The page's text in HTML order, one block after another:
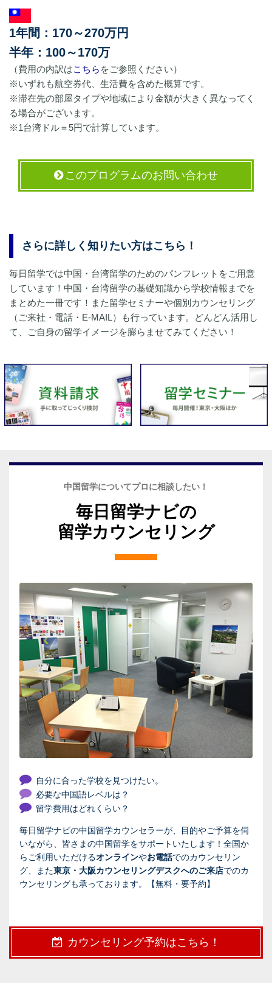
1年間：170～270万円
半年：100～170万
（費用の内訳はこちら をご参照ください）
※いずれも航空券代、生活費を含めた概算です。
※滞在先の部屋タイプや地域により金額が大きく異なってく
る場合がございます。
※1台湾ドル＝5円で計算しています。
このプログラムのお問い合わせ
さらに詳しく知りたい方はこちら！
毎日留学では中国・台湾留学のためのパンフレットをご用意
しています！中国・台湾留学の基礎知識から学校情報までを
まとめた一冊です！また留学セミナーや個別カウンセリング
（ご来社・電話・E-MAIL）も行っています。どんどん活用し
て、ご自身の留学イメージを膨らませてみてください！
中国留学についてプロに相談したい！
毎日留学ナビの
留学カウンセリング
自分に合った学校を見つけたい。
必要な中国語レベルは？
留学費用はどれくらい？
毎日留学ナビの中国留学カウンセラーが、目的やご予算を伺
いながら、皆さまの中国留学をサポートいたします！全国か
らご利用いただけるオンラインやお電話でのカウンセリン
グ、また東京・大阪カウンセリングデスクへのご来店でのカ
ウンセリングも承っております。【無料・要予約】
カウンセリング予約はこちら！